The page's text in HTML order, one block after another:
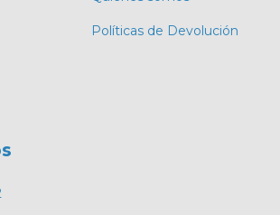
Políticas de Devolución